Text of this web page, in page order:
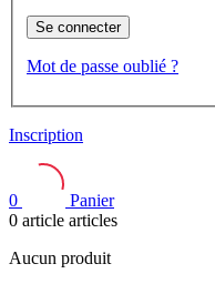
Se connecter
Mot de passe oublié ?
Inscription
0
Panier
0 article articles
Aucun produit